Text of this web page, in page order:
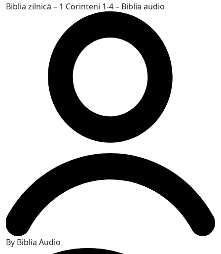
Biblia zilnică – 1 Corinteni 1-4 – Biblia audio
By Biblia Audio